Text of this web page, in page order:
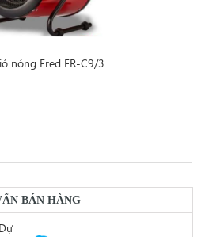
nóng Fred FR-C9/3
BÁN HÀNG